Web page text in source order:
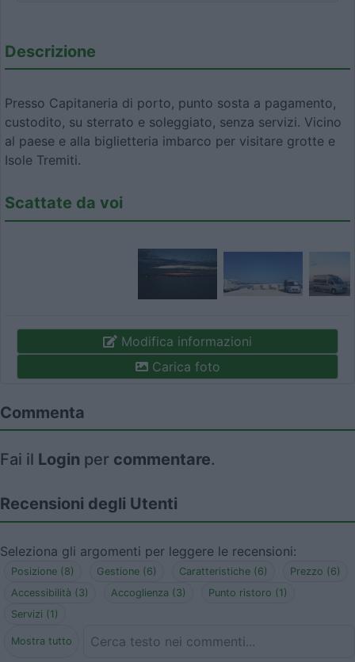
Descrizione
Presso Capitaneria di porto, punto sosta a pagamento,
custodito, su sterrato e soleggiato, senza servizi. Vicino
al paese e alla biglietteria imbarco per visitare grotte e
Isole Tremiti.
Scattate da voi
Modifica informazioni
Carica foto
Commenta
Fai il Login per commentare.
Recensioni degli Utenti
Seleziona gli argomenti per leggere le recensioni:
Posizione (8) Gestione (6) Caratteristiche (6)
Prezzo (6)
Accessibilità (3)
Accoglienza (3)
Punto ristoro (1)
Servizi (1)
Mostra tutto